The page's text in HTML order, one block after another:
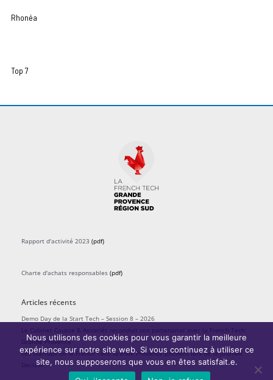
Rhonéa
Top 7
Rapport d'activité 2023 (pdf)
Charte d'achats responsables (pdf)
Articles récents
Demo Day de la Start Tech – Session 8 – 2026
Le Cabinet Causse & Associés reconduit son partenariat avec la French Tech
Grande Provence
Les startups de la French Tech Grande Provence pitchent lors de la journée
DecisIA
Nous utilisons des cookies pour vous garantir la meilleure
expérience sur notre site web. Si vous continuez à utiliser ce
site, nous supposerons que vous en êtes satisfait.e.